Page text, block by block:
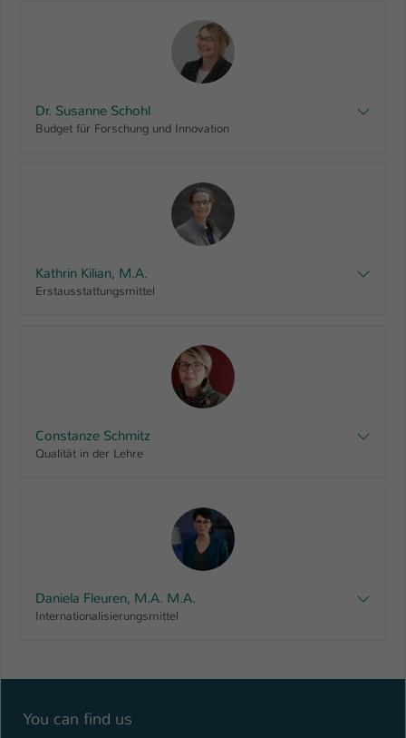
Dr. Susanne Schohl
Budget für Forschung und Innovation
Kathrin Kilian, M.A.
Erstausstattungsmittel
Constanze Schmitz
Qualität in der Lehre
Daniela Fleuren, M.A. M.A.
Internationalisierungsmittel
You can find us